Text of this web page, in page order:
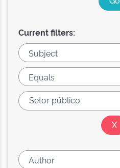
Current filters: